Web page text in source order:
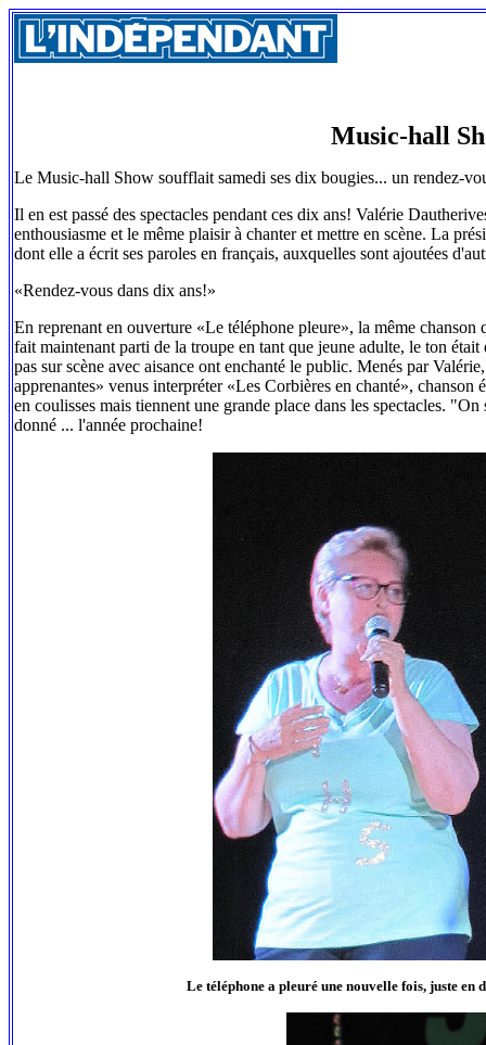
Music-hall
Le Music-hall Show soufflait samedi ses dix bougies... un rendez-
Il en est passé des spectacles pendant ces dix ans! Valérie
enthousiasme et le même plaisir à chanter et mettre en scène. La
dont elle a écrit ses paroles en français, auxquelles sont ajoutées
«Rendez-vous dans dix ans!»
En reprenant en ouverture «Le téléphone pleure», la même
fait maintenant parti de la troupe en tant que jeune adulte, le ton
pas sur scène avec aisance ont enchanté le public. Menés par
apprenantes» venus interpréter «Les Corbières en chanté»,
en coulisses mais tiennent une grande place dans les spectacles.
donné ... l'année prochaine!
Le téléphone a pleuré une nouvelle fois, juste